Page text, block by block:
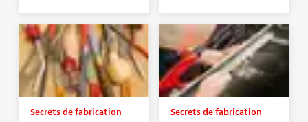
Secrets de fabrication Secrets de fabrication